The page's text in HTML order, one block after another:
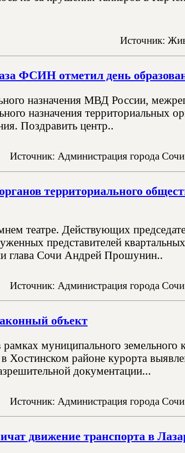
Источник:
ФСИН отметил день
назначения МВД России,
назначения территориальных
Поздравить центр..
Источник: Администрация города
территориального
театре. Действующих
представителей
глава Сочи Андрей Прошунин..
Источник: Администрация города
объект
муниципального земельного
Хостинском районе курорта
документации...
Источник: Администрация города
движение транспорта в